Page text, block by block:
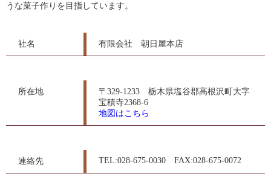
うな菓子作りを目指しています。
社名 有限会社 朝日屋本店
所在地
〒329-1233 栃木県塩谷郡高根沢町大字
宝積寺2368-6
地図はこちら
連絡先 TEL:028-675-0030 FAX:028-675-0072